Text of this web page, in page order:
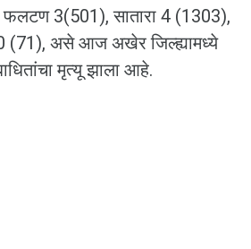
3(501), सातारा 4 (1303),
(71), असे आज अखेर जिल्ह्यामध्ये
मृत्यू झाला आहे.